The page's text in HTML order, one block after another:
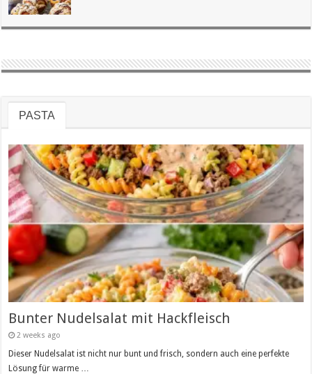
PASTA
Bunter Nudelsalat mit Hackfleisch
2 weeks ago
Dieser Nudelsalat ist nicht nur bunt und frisch, sondern auch eine perfekte
Lösung für warme …